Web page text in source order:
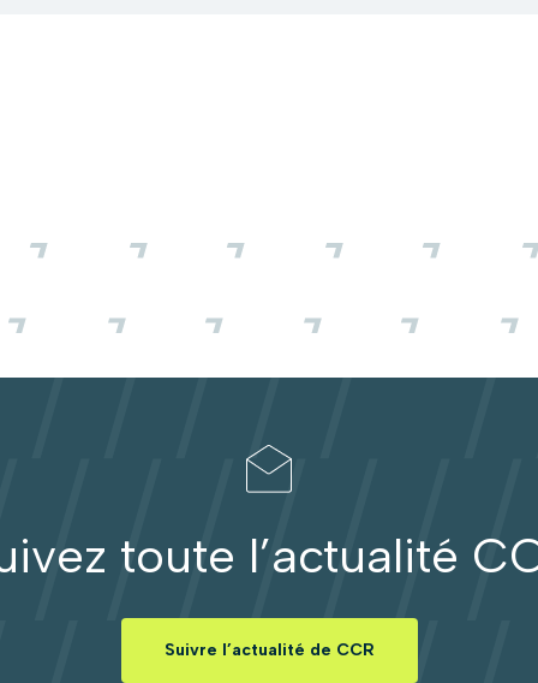
toute l’actualité
Suivre l’actualité de CCR